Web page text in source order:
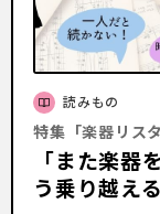
読みもの
特集「楽器リス
「また楽器
う乗り越え